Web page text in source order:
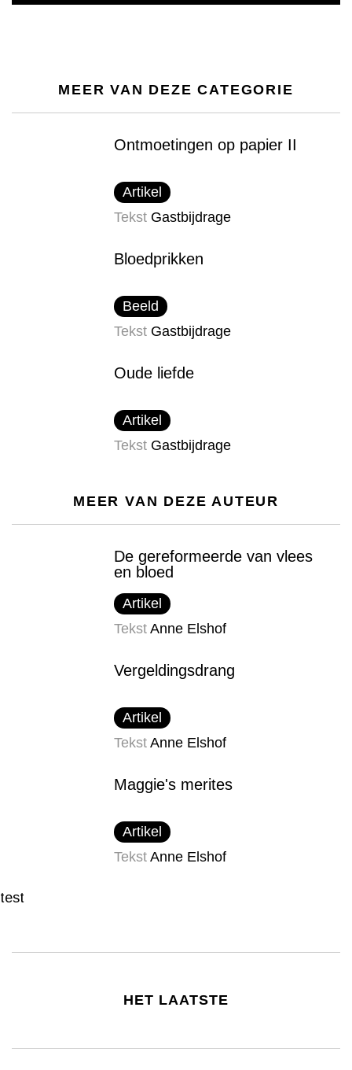
MEER VAN DEZE CATEGORIE
Ontmoetingen op papier II
Artikel
Tekst Gastbijdrage
Bloedprikken
Beeld
Tekst Gastbijdrage
Oude liefde
Artikel
Tekst Gastbijdrage
MEER VAN DEZE AUTEUR
De gereformeerde van vlees
en bloed
Artikel
Tekst Anne Elshof
Vergeldingsdrang
Artikel
Tekst Anne Elshof
Maggie's merites
Artikel
Tekst Anne Elshof
test
HET LAATSTE